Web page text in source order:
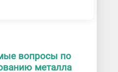
вопросы по
металла